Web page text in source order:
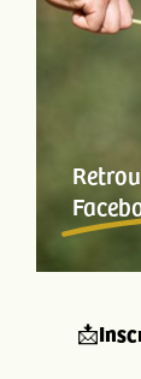
📩